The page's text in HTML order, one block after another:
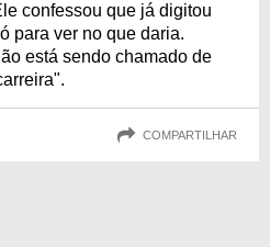
confessou que já digitou
para ver no que daria.
está sendo chamado de
COMPARTILHAR